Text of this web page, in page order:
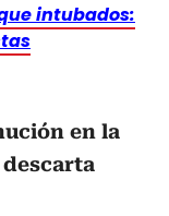
intubados:
en la